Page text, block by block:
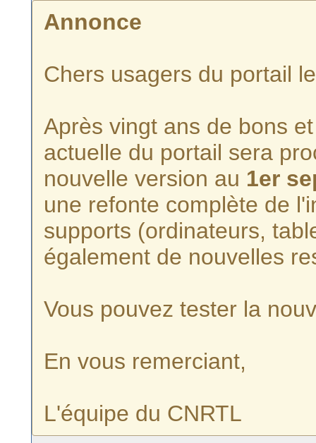
Annonce
Chers usagers du portail
Après vingt ans de bons
actuelle du portail sera
nouvelle version au 1er
une refonte complète de
supports (ordinateurs,
également de nouvelles
Vous pouvez tester la
En vous remerciant,
L'équipe du CNRTL